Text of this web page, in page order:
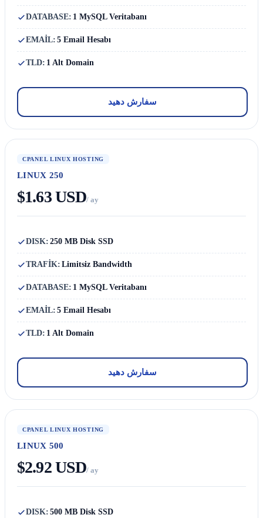
DATABASE: 1 MySQL Veritabanı
EMAİL: 5 Email Hesabı
TLD: 1 Alt Domain
سفارش دهید
CPANEL LINUX HOSTING
LINUX 250
$1.63 USD/ ay
DISK: 250 MB Disk SSD
TRAFİK: Limitsiz Bandwidth
DATABASE: 1 MySQL Veritabanı
EMAİL: 5 Email Hesabı
TLD: 1 Alt Domain
سفارش دهید
CPANEL LINUX HOSTING
LINUX 500
$2.92 USD/ ay
DISK: 500 MB Disk SSD